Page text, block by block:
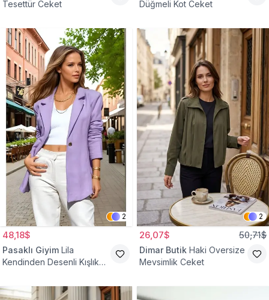
Tesettür Ceket
Düğmeli Kot Ceket
2
48,18$
Pasaklı Giyim Lila
Kendinden Desenli Kışlık
Tesettür Ceket
2
26,07$ 50,71$
Dimar Butik Haki Oversize
Mevsimlik Ceket